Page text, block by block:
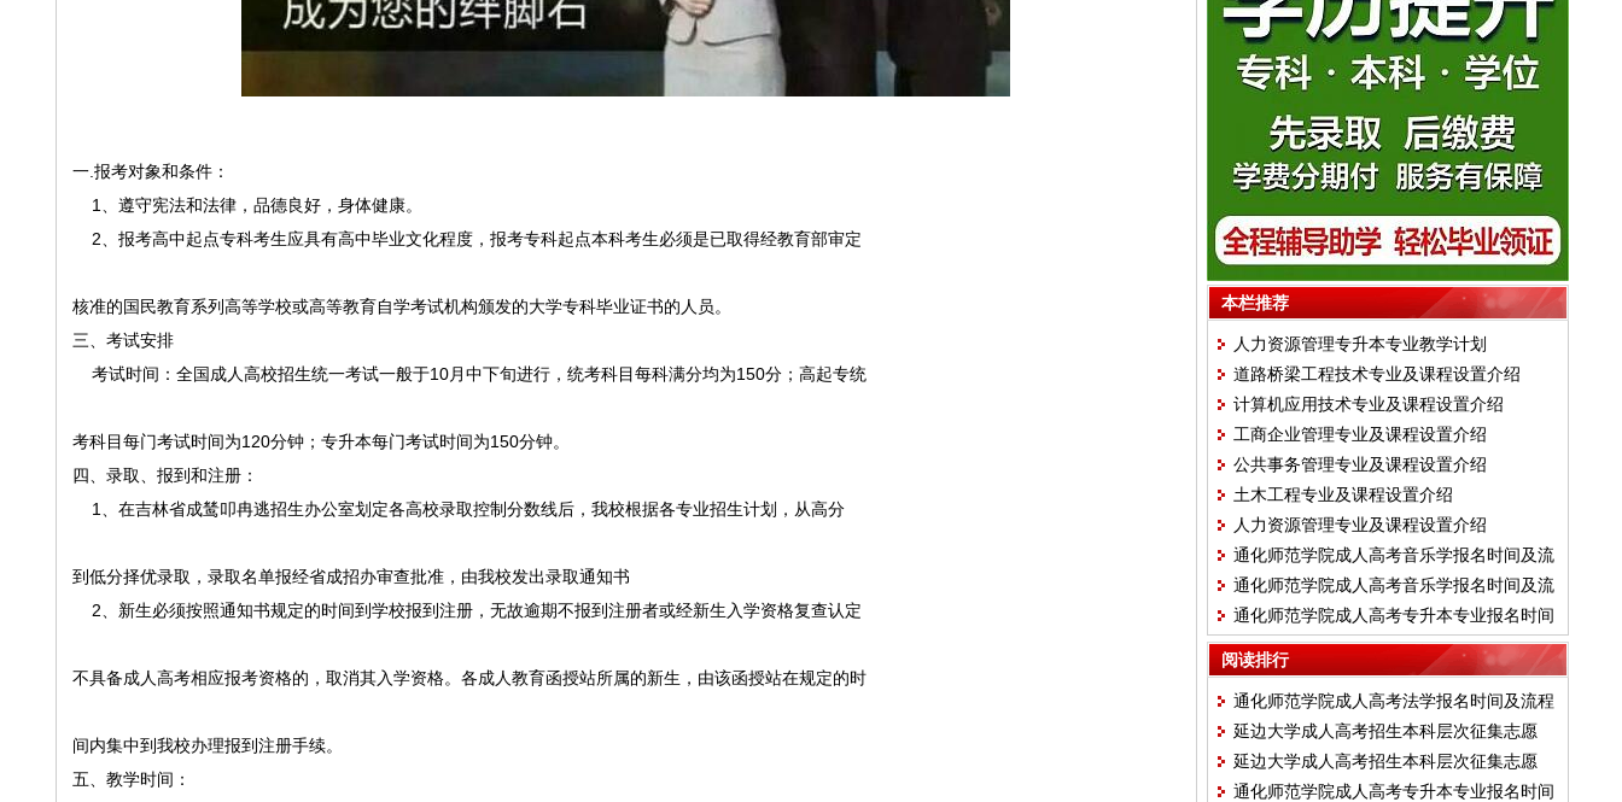
一.报考对象和条件：
1、遵守宪法和法律，品德良好，身体健康。
2、报考高中起点专科考生应具有高中毕业文化程度，报考专科起点本科考生必须是已取得经教育部审定
核准的国民教育系列高等学校或高等教育自学考试机构颁发的大学专科毕业证书的人员。
三、考试安排
考试时间：全国成人高校招生统一考试一般于10月中下旬进行，统考科目每科满分均为150分；高起专统
考科目每门考试时间为120分钟；专升本每门考试时间为150分钟。
四、录取、报到和注册：
1、在吉林省成鸶叩冉逃招生办公室划定各高校录取控制分数线后，我校根据各专业招生计划，从高分
到低分择优录取，录取名单报经省成招办审查批准，由我校发出录取通知书
2、新生必须按照通知书规定的时间到学校报到注册，无故逾期不报到注册者或经新生入学资格复查认定
不具备成人高考相应报考资格的，取消其入学资格。各成人教育函授站所属的新生，由该函授站在规定的时
间内集中到我校办理报到注册手续。
五、教学时间：
本栏推荐
人力资源管理专升本专业教学计划
道路桥梁工程技术专业及课程设置介绍
计算机应用技术专业及课程设置介绍
工商企业管理专业及课程设置介绍
公共事务管理专业及课程设置介绍
土木工程专业及课程设置介绍
人力资源管理专业及课程设置介绍
通化师范学院成人高考音乐学报名时间及流
程条件
通化师范学院成人高考音乐学报名时间及流
程条件
通化师范学院成人高考专升本专业报名时间
及流程条件
阅读排行
通化师范学院成人高考法学报名时间及流程
条件
延边大学成人高考招生本科层次征集志愿
延边大学成人高考招生本科层次征集志愿
通化师范学院成人高考专升本专业报名时间